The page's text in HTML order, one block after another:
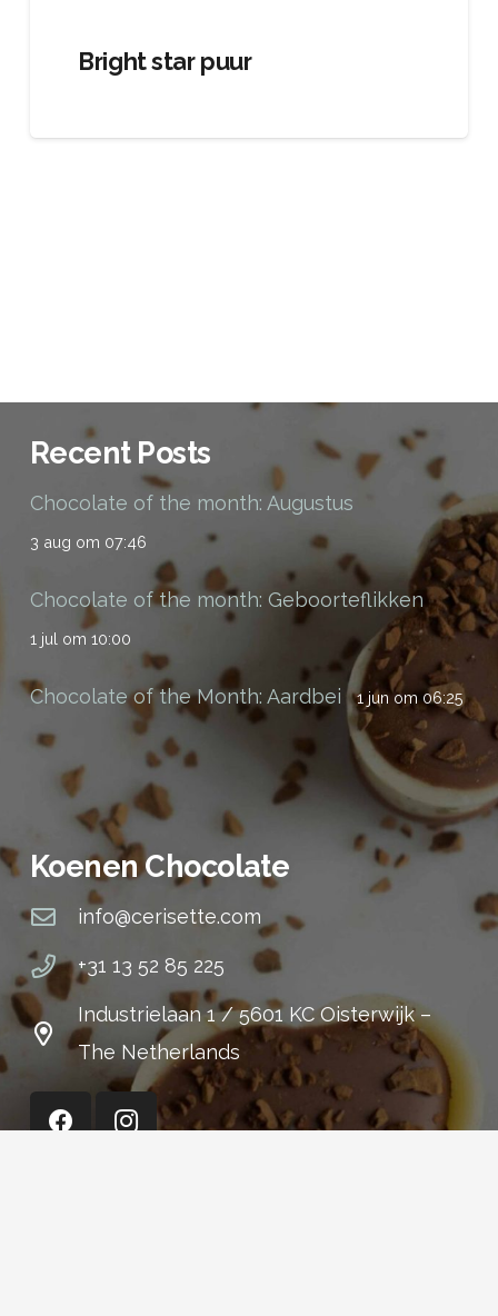
Bright star puur
Recent Posts
Chocolate of the month: Augustus
3 aug om 07:46
Chocolate of the month: Geboorteflikken
1 jul om 10:00
Chocolate of the Month: Aardbei 1 jun om 06:25
Koenen Chocolate
info@cerisette.com
+31 13 52 85 225
Industrielaan 1 / 5601 KC Oisterwijk –
The Netherlands